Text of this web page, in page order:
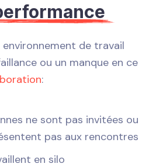
environnement de travail
ou un manque en ce
:
ne sont pas invitées ou
pas aux rencontres
en silo